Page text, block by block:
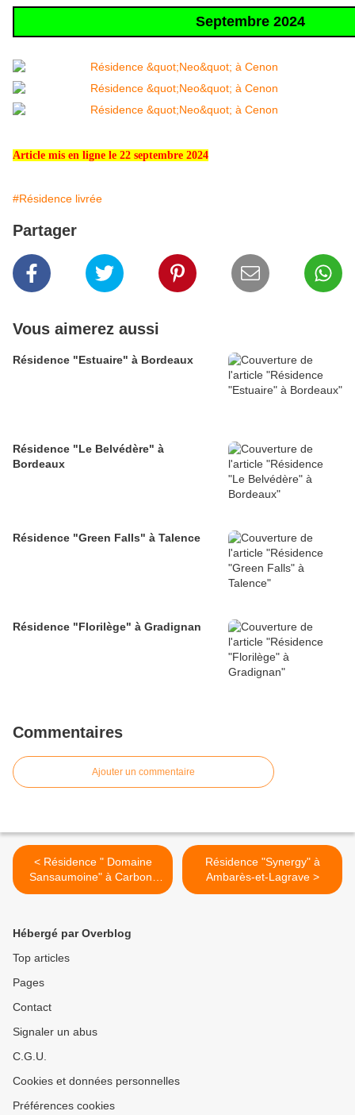
Septembre 2024
Article mis en ligne le 22 septembre 2024
#Résidence livrée
Partager
Vous aimerez aussi
Résidence "Estuaire" à Bordeaux
Résidence "Le Belvédère" à
Bordeaux
Résidence "Green Falls" à Talence
Résidence "Florilège" à Gradignan
Commentaires
Ajouter un commentaire
< Résidence " Domaine
Sansaumoine" à Carbon-
blanc
Résidence "Synergy" à
Ambarès-et-Lagrave >
Hébergé par Overblog
Top articles
Pages
Contact
Signaler un abus
C.G.U.
Cookies et données personnelles
Préférences cookies